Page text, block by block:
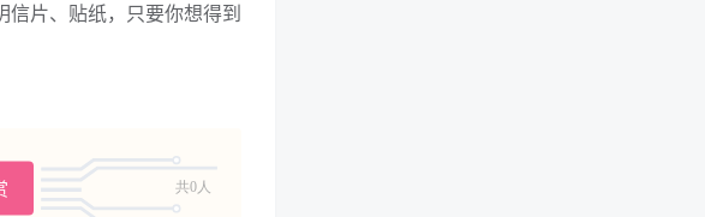
片、贴纸，只要你想得到
共0人